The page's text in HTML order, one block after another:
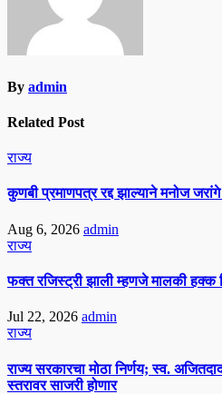
By admin
Related Post
राज्य
कुणबी प्रमाणपत्र रद्द झाल्याने मनोज
Aug 6, 2026 admin
राज्य
फक्त रजिस्ट्री झाली म्हणजे मालकी हक्क
Jul 22, 2026 admin
राज्य
राज्य सरकारचा मोठा निर्णय; स्व.
स्तरावर साजरी होणार